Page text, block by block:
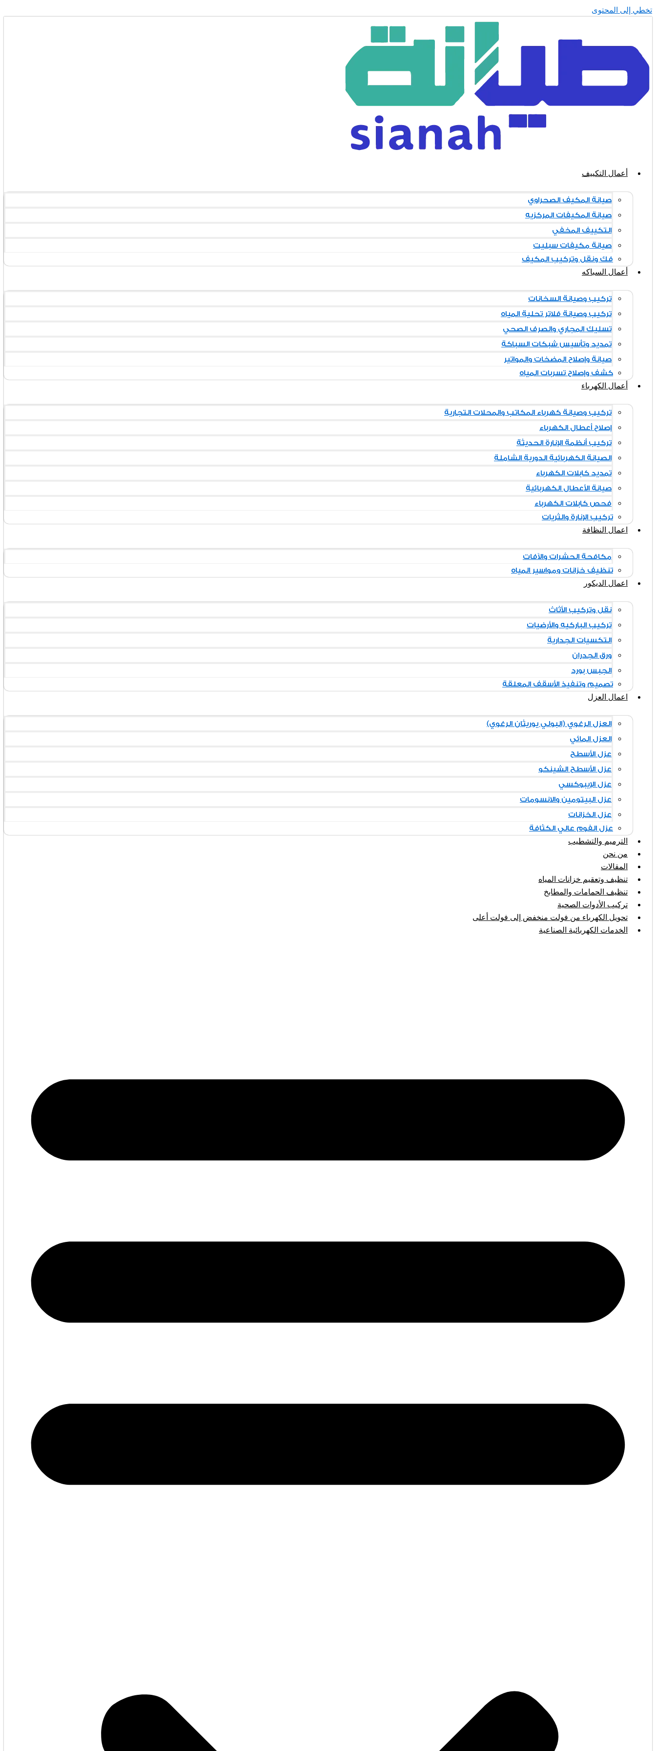
تخطي إلى المحتوى
أعمال التكييف
صيانة المكيف الصحراوي
صيانة المكيفات المركزيه
التكييف المخفي
صيانة مكيفات سبليت
فك ونقل وتركيب المكيف
أعمال السباكه
تركيب وصيانة السخانات
تركيب وصيانة فلاتر تحلية المياه
تسليك المجاري والصرف الصحي
تمديد وتأسيس شبكات السباكة
صيانة وإصلاح المضخات والمواتير
كشف وإصلاح تسربات المياه
أعمال الكهرباء
تركيب وصيانة كهرباء المكاتب والمحلات التجارية
إصلاح أعطال الكهرباء
تركيب أنظمة الإنارة الحديثة
الصيانة الكهربائية الدورية الشاملة
تمديد كابلات الكهرباء
صيانة الأعطال الكهربائية
فحص كابلات الكهرباء
تركيب الإنارة والثريات
اعمال النظافة
مكافحة الحشرات والآفات
تنظيف خزانات ومواسير المياه
اعمال الديكور
نقل وتركيب الأثاث
تركيب الباركيه والأرضيات
التكسيات الجدارية
ورق الجدران
الجبس بورد
تصميم وتنفيذ الأسقف المعلقة
اعمال العزل
العزل الرغوي (البولي يوريثان الرغوي)
العزل المائي
عزل الأسطح
عزل الأسطح الشينكو
عزل الإيبوكسي
عزل البيتومين والانسومات
عزل الخزانات
عزل الفوم عالي الكثافة
الترميم والتشطيب
من نحن
المقالات
تنظيف وتعقيم خزانات المياه
تنظيف الحمامات والمطابخ
تركيب الأدوات الصحية
تحويل الكهرباء من فولت منخفض إلى فولت أعلى
الخدمات الكهربائية الصناعية